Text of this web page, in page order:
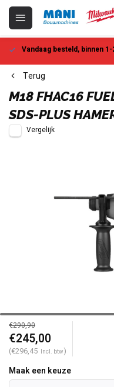
Vandaag besteld, binnen
Terug
M18 FHAC16
SDS-PLUS
Vergelijk
€290,90
€245,00
(€296,45 Incl. btw)
Maak een keuze